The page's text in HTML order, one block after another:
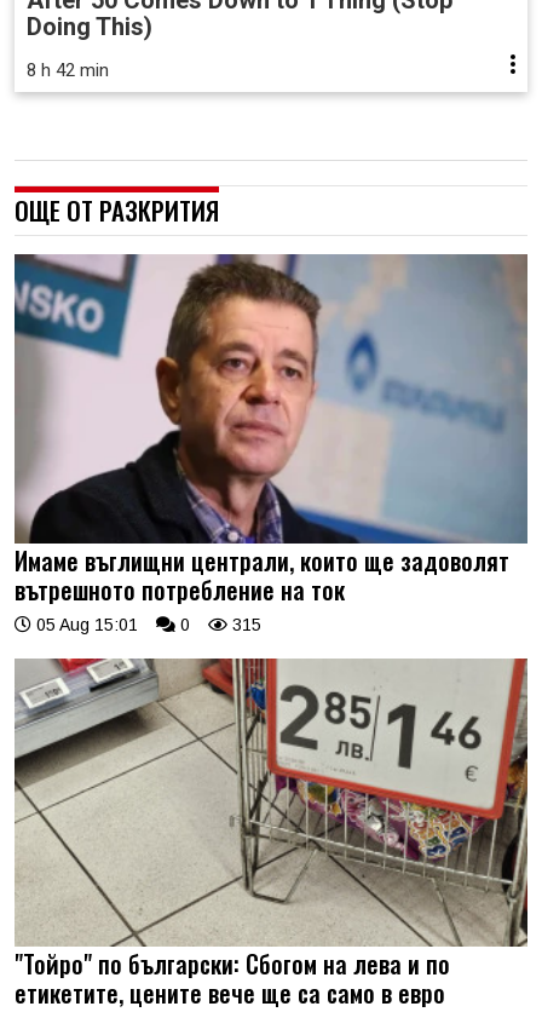
Doing This)
8 h 42 min
ОЩЕ ОТ РАЗКРИТИЯ
Имаме въглищни централи, които ще задоволят
вътрешното потребление на ток
05 Aug 15:01 0 315
"Тойро" по български: Сбогом на лева и по
етикетите, цените вече ще са само в евро